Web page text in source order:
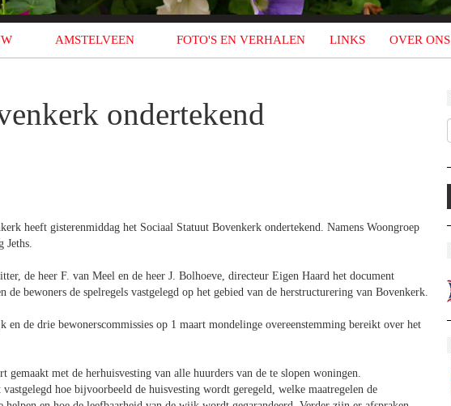
AMSTELVEEN FOTO'S EN VERHALEN LINKS OVER ONS
ondertekend
heeft gisterenmiddag het Sociaal Statuut Bovenkerk ondertekend. Namens Woongroep
Jeths.
de heer F. van Meel en de heer J. Bolhoeve, directeur Eigen Haard het document
bewoners de spelregels vastgelegd op het gebied van de herstructurering van Bovenkerk.
de drie bewonerscommissies op 1 maart mondelinge overeenstemming bereikt over het
met de herhuisvesting van alle huurders van de te slopen woningen.
hoe bijvoorbeeld de huisvesting wordt geregeld, welke maatregelen de